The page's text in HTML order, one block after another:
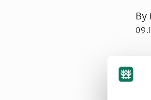
By
Vi